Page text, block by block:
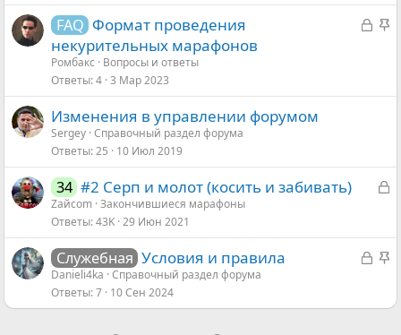
ы
т
е
п
З
ы
З
е
е
н
FAQ Формат проведения
некурительных марафонов
Ромбакс
Вопросы и ответы
Ответы 4 3 Мар 2023
Изменения в управлении форумом
Sergey Справочный раздел форума
Ответы 25 10 Июл 2019
З
р
ы
а
34 #2 Серп и молот (косить и забивать)
Zaйcom Закончившиеся марафоны
Ответы 43K 29 Июн 2021
З
р
З
Служебная Условия и правила
Danieli4ka Справочный раздел форума
Ответы 7 10 Сен 2024